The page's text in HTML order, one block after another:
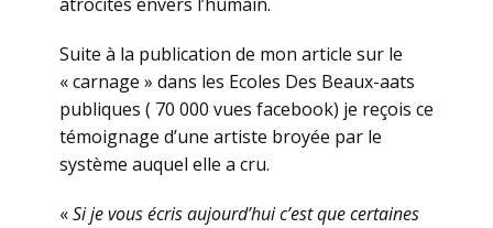
Suite à la publication de mon article sur le
« carnage » dans les Ecoles Des Beaux-aats
publiques ( 70 000 vues facebook) je reçois ce
témoignage d’une artiste broyée par le
système auquel elle a cru.
«Si je vous écris aujourd’hui c’est que certaines